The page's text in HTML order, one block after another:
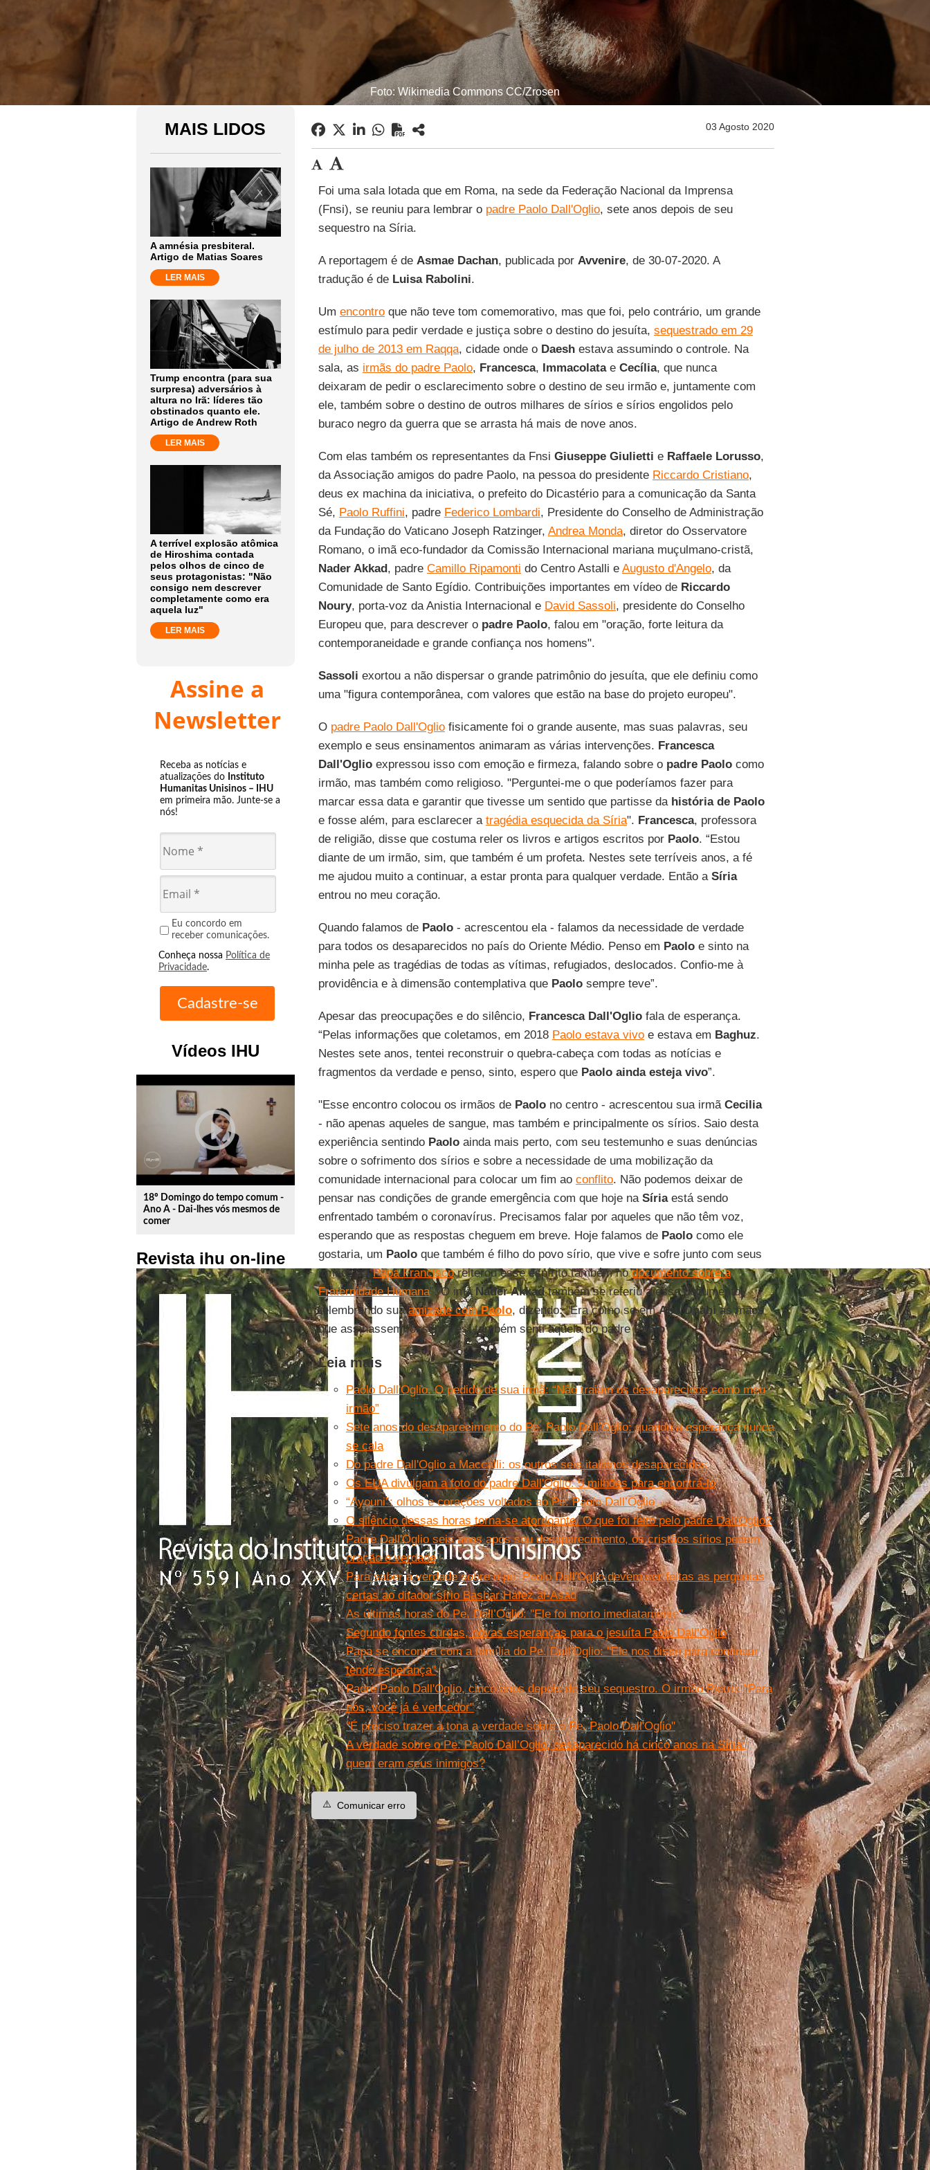
Foto: Wikimedia Commons CC/Zrosen
MAIS LIDOS
A amnésia presbiteral.
Artigo de Matias Soares
LER MAIS
Trump encontra (para sua
surpresa) adversários à
altura no Irã: líderes tão
obstinados quanto ele.
Artigo de Andrew Roth
LER MAIS
A terrível explosão atômica
de Hiroshima contada
pelos olhos de cinco de
seus protagonistas: "Não
consigo nem descrever
completamente como era
aquela luz"
LER MAIS
Assine a
Newsletter
Receba as notícias e
atualizações do Instituto
Humanitas Unisinos – IHU
em primeira mão. Junte-se a
nós!
Eu concordo em
receber comunicações.
Conheça nossa Política de
Privacidade.
Vídeos IHU
play_circle_outline
18º Domingo do tempo comum -
Ano A - Dai-lhes vós mesmos de
comer
Revista ihu on-line
03 Agosto 2020
Foi uma sala lotada que em Roma, na sede da Federação Nacional da Imprensa
(Fnsi), se reuniu para lembrar o padre Paolo Dall'Oglio, sete anos depois de seu
sequestro na Síria.
A reportagem é de Asmae Dachan, publicada por Avvenire, de 30-07-2020. A
tradução é de Luisa Rabolini.
Um encontroque não teve tom comemorativo, mas que foi, pelo contrário, um grande
estímulo para pedir verdade e justiça sobre o destino do jesuíta, sequestrado em 29
de julho de 2013 em Raqqa, cidade onde o Daeshestava assumindo o controle. Na
sala, as irmãs do padre Paolo, Francesca, Immacolatae Cecília, que nunca
deixaram de pedir o esclarecimento sobre o destino de seu irmão e, juntamente com
ele, também sobre o destino de outros milhares de sírios e sírios engolidos pelo
buraco negro da guerra que se arrasta há mais de nove anos.
Com elas também os representantes da Fnsi Giuseppe Giulietti e Raffaele Lorusso,
da Associação amigos do padre Paolo, na pessoa do presidente Riccardo Cristiano,
deus ex machina da iniciativa, o prefeito do Dicastério para a comunicação da Santa
Sé, Paolo Ruffini, padre Federico Lombardi, Presidente do Conselho de Administração
da Fundação do Vaticano Joseph Ratzinger, Andrea Monda, diretor do Osservatore
Romano, o imã eco-fundador da Comissão Internacional mariana muçulmano-cristã,
Nader Akkad, padre Camillo Ripamonti do Centro Astalli e Augusto d'Angelo, da
Comunidade de Santo Egídio. Contribuições importantes em vídeo de Riccardo
Noury, porta-voz da Anistia Internacional e David Sassoli, presidente do Conselho
Europeu que, para descrever o padre Paolo, falou em "oração, forte leitura da
contemporaneidade e grande confiança nos homens".
Sassoli exortou a não dispersar o grande patrimônio do jesuíta, que ele definiu como
uma "figura contemporânea, com valores que estão na base do projeto europeu".
O padre Paolo Dall'Ogliofisicamente foi o grande ausente, mas suas palavras, seu
exemplo e seus ensinamentos animaram as várias intervenções. Francesca
Dall'Oglioexpressou isso com emoção e firmeza, falando sobre o padre Paolocomo
irmão, mas também como religioso. "Perguntei-me o que poderíamos fazer para
marcar essa data e garantir que tivesse um sentido que partisse da história de Paolo
e fosse além, para esclarecer a tragédia esquecida da Síria". Francesca, professora
de religião, disse que costuma reler os livros e artigos escritos por Paolo. “Estou
diante de um irmão, sim, que também é um profeta. Nestes sete terríveis anos, a fé
me ajudou muito a continuar, a estar pronta para qualquer verdade. Então a Síria
entrou no meu coração.
Quando falamos de Paolo- acrescentou ela - falamos da necessidade de verdade
para todos os desaparecidos no país do Oriente Médio. Penso em Paoloe sinto na
minha pele as tragédias de todas as vítimas, refugiados, deslocados. Confio-me à
providência e à dimensão contemplativa que Paolosempre teve”.
Apesar das preocupações e do silêncio, Francesca Dall'Ogliofala de esperança.
“Pelas informações que coletamos, em 2018 Paolo estava vivoe estava em Baghuz.
Nestes sete anos, tentei reconstruir o quebra-cabeça com todas as notícias e
fragmentos da verdade e penso, sinto, espero que Paolo ainda esteja vivo”.
"Esse encontro colocou os irmãos de Paolono centro - acrescentou sua irmã Cecilia
- não apenas aqueles de sangue, mas também e principalmente os sírios. Saio desta
experiência sentindo Paoloainda mais perto, com seu testemunho e suas denúncias
sobre o sofrimento dos sírios e sobre a necessidade de uma mobilização da
comunidade internacional para colocar um fim ao conflito. Não podemos deixar de
pensar nas condições de grande emergência com que hoje na Síriaestá sendo
enfrentado também o coronavírus. Precisamos falar por aqueles que não têm voz,
esperando que as respostas cheguem em breve. Hoje falamos de Paolocomo ele
gostaria, um Paoloque também é filho do povo sírio, que vive e sofre junto com seus
irmãos. OPapa Franciscoreiterou esse espírito também nodocumento sobre a
Fraternidade Humana”. O imãNader Akkadtambém se referiu a esse documento,
relembrando suaamizade comPaolo, dizendo: "Era como se emAbu Dhabias mãos
que assinassem fossem três, também senti aquela do padrePaolo".
Leia mais
Paolo Dall'Oglio. O pedido de sua irmã: “Não traiam os desaparecidos como meu
irmão”
Sete anos do desaparecimento do Pe. Paolo Dall’Oglio: quando a esperança nunca
se cala
Do padre Dall'Oglio a Maccalli: os outros seis italianos desaparecidos
Os EUA divulgam a foto do padre Dall'Oglio: 5 milhões para encontrá-lo
“Ayouni”: olhos e corações voltados ao Pe. Paolo Dall’Oglio
O silêncio dessas horas torna-se atordoante. O que foi feito pelo padre Dall'Oglio?
Padre Dall'Oglio seis anos após seu desaparecimento, os cristãos sírios pedem
oração e verdade
Para saber a verdade sobre o pe. Paolo Dall'Oglio devem ser feitas as perguntas
certas ao ditador sírio Bashar Hafez al-Asad
As últimas horas do Pe. Dall’Oglio: ''Ele foi morto imediatamente''
Segundo fontes curdas, novas esperanças para o jesuíta Paolo Dall’Oglio
Papa se encontra com a família do Pe. Dall’Oglio: ''Ele nos disse para continuar
tendo esperança''
Padre Paolo Dall'Oglio, cinco anos depois de seu sequestro. O irmão Pietro: "Para
nós, você já é vencedor"
''É preciso trazer à tona a verdade sobre o Pe. Paolo Dall'Oglio''
A verdade sobre o Pe. Paolo Dall’Oglio, desaparecido há cinco anos na Síria:
quem eram seus inimigos?
⚠️ Comunicar erro